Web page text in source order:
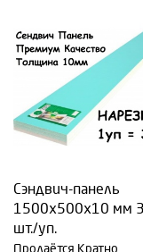
Сэндвич-панель
1500х500х10 мм 3
шт./уп.
Продаётся Кратно
Выберите
Продолжить
Отмена